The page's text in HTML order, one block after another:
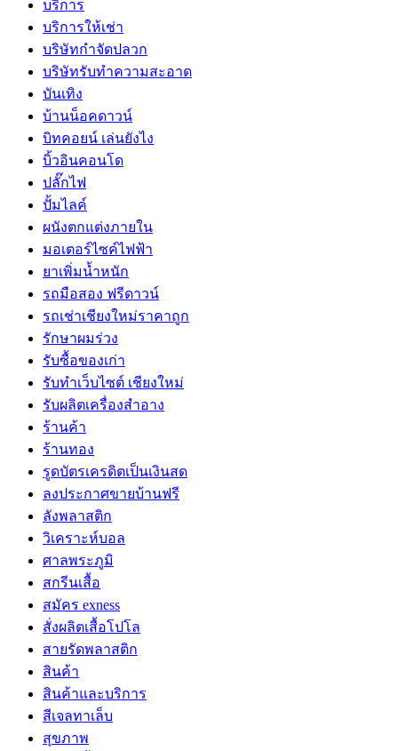
บริการ
บริการให้เช่า
บริษัทกำจัดปลวก
บริษัทรับทำความสะอาด
บันเทิง
บ้านน็อคดาวน์
บิทคอยน์ เล่นยังไง
บิ้วอินคอนโด
ปลั๊กไฟ
ปั้มไลค์
ผนังตกแต่งภายใน
มอเตอร์ไซค์ไฟฟ้า
ยาเพิ่มน้ำหนัก
รถมือสอง ฟรีดาวน์
รถเช่าเชียงใหม่ราคาถูก
รักษาผมร่วง
รับซื้อของเก่า
รับทำเว็บไซต์ เชียงใหม่
รับผลิตเครื่องสำอาง
ร้านค้า
ร้านทอง
รูดบัตรเครดิตเป็นเงินสด
ลงประกาศขายบ้านฟรี
ลังพลาสติก
วิเคราะห์บอล
ศาลพระภูมิ
สกรีนเสื้อ
สมัคร exness
สั่งผลิตเสื้อโปโล
สายรัดพลาสติก
สินค้า
สินค้าและบริการ
สีเจลทาเล็บ
สุขภาพ